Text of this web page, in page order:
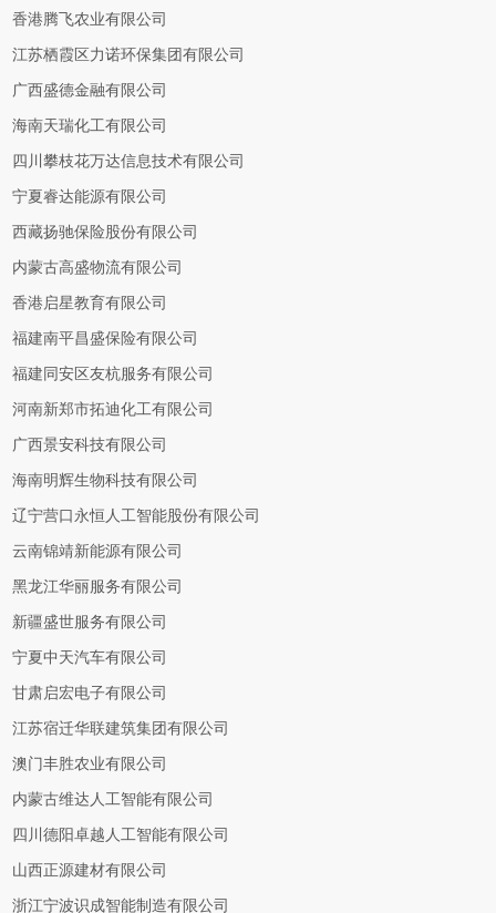
香港腾飞农业有限公司
江苏栖霞区力诺环保集团有限公司
广西盛德金融有限公司
海南天瑞化工有限公司
四川攀枝花万达信息技术有限公司
宁夏睿达能源有限公司
西藏扬驰保险股份有限公司
内蒙古高盛物流有限公司
香港启星教育有限公司
福建南平昌盛保险有限公司
福建同安区友杭服务有限公司
河南新郑市拓迪化工有限公司
广西景安科技有限公司
海南明辉生物科技有限公司
辽宁营口永恒人工智能股份有限公司
云南锦靖新能源有限公司
黑龙江华丽服务有限公司
新疆盛世服务有限公司
宁夏中天汽车有限公司
甘肃启宏电子有限公司
江苏宿迁华联建筑集团有限公司
澳门丰胜农业有限公司
内蒙古维达人工智能有限公司
四川德阳卓越人工智能有限公司
山西正源建材有限公司
浙江宁波识成智能制造有限公司